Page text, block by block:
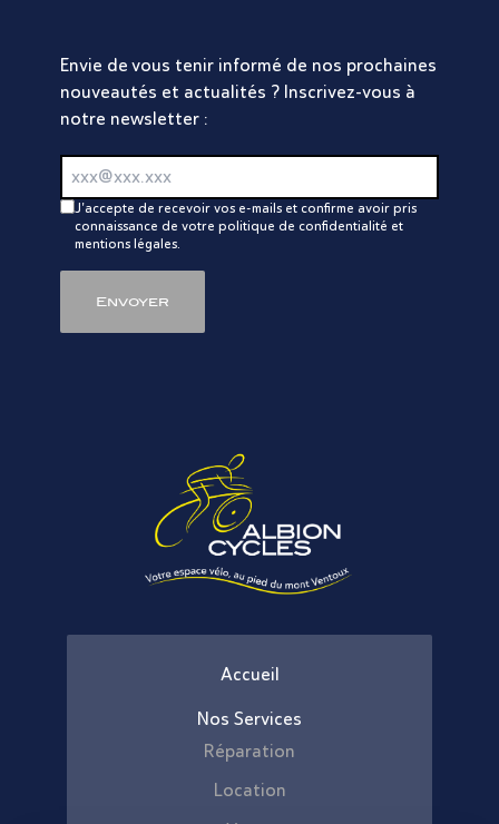
Envie de vous tenir informé de nos prochaines
nouveautés et actualités ? Inscrivez-vous à
notre newsletter :
J'accepte de recevoir vos e-mails et confirme avoir pris
connaissance de votre politique de confidentialité et
mentions légales.
Envoyer
Accueil
Nos Services
Réparation
Location